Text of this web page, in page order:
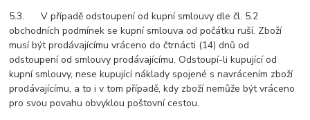
5.3. V případě odstoupení od kupní smlouvy dle čl. 5.2
obchodních podmínek se kupní smlouva od počátku ruší. Zboží
musí být prodávajícímu vráceno do čtrnácti (14) dnů od
odstoupení od smlouvy prodávajícímu. Odstoupí-li kupující od
kupní smlouvy, nese kupující náklady spojené s navrácením zboží
prodávajícímu, a to i v tom případě, kdy zboží nemůže být vráceno
pro svou povahu obvyklou poštovní cestou.